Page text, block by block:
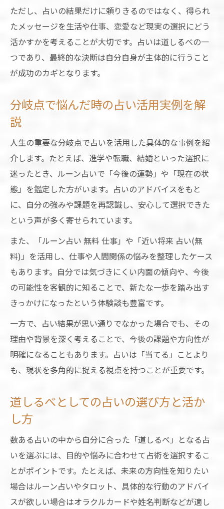
ただし、占いの結果だけに頼りきるのではなく、得られ
たメッセージを生活や仕事、恋愛など現実の選択にどう
活かすかを考えることが大切です。占いは道しるべの一
つであり、最終的な決断は自分自身が主体的に行うこと
が成功のカギとなります。
分岐点で悩んだ時の占い活用実例を解
説
人生の重要な分岐点で占いを活用した具体的な事例を紹
介します。たとえば、進学や転職、結婚といった選択に
迷ったとき、ルーン占いで「今後の運勢」や「現在の状
態」を鑑定した方がいます。占いのアドバイスをもと
に、自分の強みや課題を再認識し、安心して選択できた
という声が多く寄せられています。
また、「ルーン占い 無料 仕事」や「近い将来 占い(無
料)」を活用し、仕事や人間関係の悩みを整理したケース
もあります。自分では気づきにくい内面の傾向や、今後
の可能性を客観的に知ることで、新たな一歩を踏み出す
きっかけになったという体験談も豊富です。
一方で、占い結果が思い通りでなかった場合でも、その
理由や背景を深く考えることで、今後の課題や方向性が
明確になることもあります。占いは「当てる」ことより
も、現状を多角的に捉える視点を持つことが重要です。
道しるべとしての占いの選び方と活か
し方
数ある占いの中から自分に合った「道しるべ」となる占
いを選ぶには、目的や悩みに合わせて占術を選択するこ
とがポイントです。たとえば、未来の方向性を知りたい
場合はルーン占いやタロット、具体的な行動のアドバイ
スが欲しい場合はオラクルカードや姓名判断などが適し